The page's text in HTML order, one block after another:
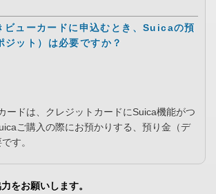
ューカードに申込むとき、Suicaの預
ジット）は必要ですか？
ードは、クレジットカードにSuica機能がつ
ご購入の際にお預かりする、預り金（デ
す。
をお願いします。